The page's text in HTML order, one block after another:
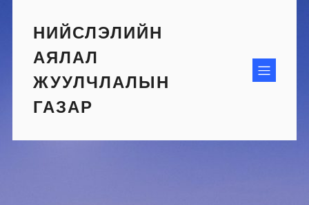
contentНИЙСЛЭЛИЙН
АЯЛАЛ
ЖУУЛЧЛАЛЫН
ГАЗАР